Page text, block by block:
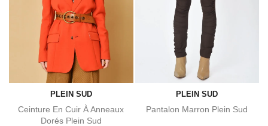
PLEIN SUD
Ceinture En Cuir À Anneaux
Dorés Plein Sud
PLEIN SUD
Pantalon Marron Plein Sud